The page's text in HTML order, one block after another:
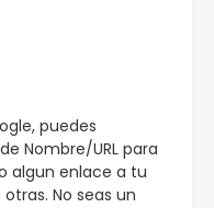
puedes
Nombre/URL para
algun enlace a tu
No seas un